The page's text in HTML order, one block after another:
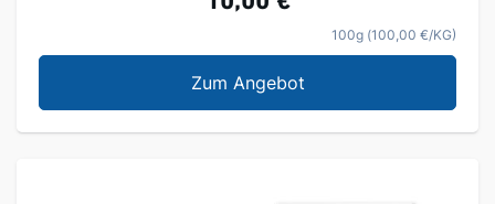
100g (100,00 €/KG)
Zum AngebotFestes Biershampoo